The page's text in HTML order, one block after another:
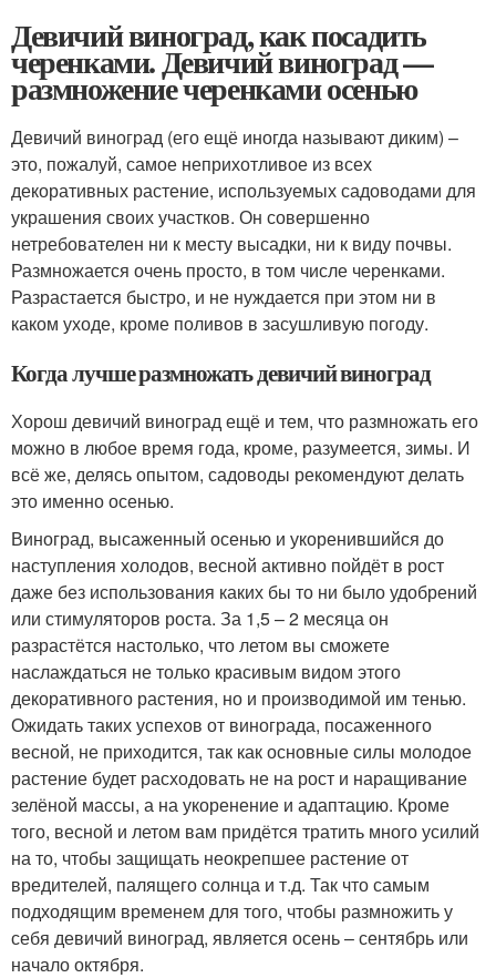
Девичий виноград, как посадить
черенками. Девичий виноград —
размножение черенками осенью
Девичий виноград (его ещё иногда называют диким) –
это, пожалуй, самое неприхотливое из всех
декоративных растение, используемых садоводами для
украшения своих участков. Он совершенно
нетребователен ни к месту высадки, ни к виду почвы.
Размножается очень просто, в том числе черенками.
Разрастается быстро, и не нуждается при этом ни в
каком уходе, кроме поливов в засушливую погоду.
Когда лучше размножать девичий виноград
Хорош девичий виноград ещё и тем, что размножать его
можно в любое время года, кроме, разумеется, зимы. И
всё же, делясь опытом, садоводы рекомендуют делать
это именно осенью.
Виноград, высаженный осенью и укоренившийся до
наступления холодов, весной активно пойдёт в рост
даже без использования каких бы то ни было удобрений
или стимуляторов роста. За 1,5 – 2 месяца он
разрастётся настолько, что летом вы сможете
наслаждаться не только красивым видом этого
декоративного растения, но и производимой им тенью.
Ожидать таких успехов от винограда, посаженного
весной, не приходится, так как основные силы молодое
растение будет расходовать не на рост и наращивание
зелёной массы, а на укоренение и адаптацию. Кроме
того, весной и летом вам придётся тратить много усилий
на то, чтобы защищать неокрепшее растение от
вредителей, палящего солнца и т.д. Так что самым
подходящим временем для того, чтобы размножить у
себя девичий виноград, является осень – сентябрь или
начало октября.